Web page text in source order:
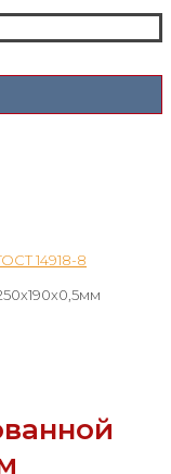
14918-8